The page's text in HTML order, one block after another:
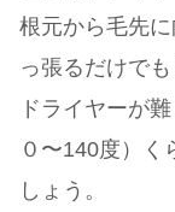
根元から毛先
っ張るだけで
ドライヤーが
０〜140度）く
しょう。